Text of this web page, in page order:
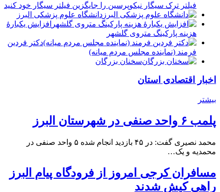
فیلتر ترک سیگار نیکوپرسین را جایگزین فیلتر سیگار خود کنید
دانشگاه علوم پزشکی البرز
افزایش یکبارۀ
هزینه پارکینگ متروی گلشهر
دكتر فردين
فرمند (نماينده مجلس مردم میانه)
سخنان بزرگان
اخبار اقتصادی استان
بیشتر
پلمب ۶ واحد صنفی در شهرستان البرز
محمد نصیری گفت: در ۴۵ بازدید انجام شده ۵ واحد صنفی در
محمدیه و یک…
مسافران کرجی امروز از فرودگاه پیام البرز
راهی کیش شدند